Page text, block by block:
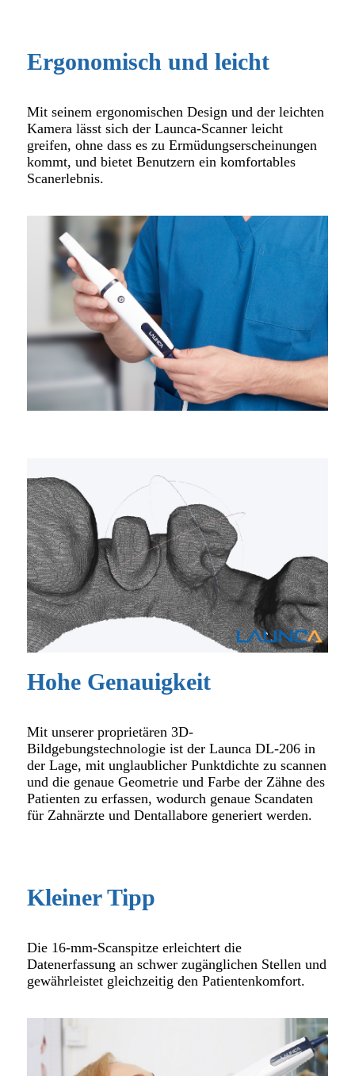
Ergonomisch und leicht
Mit seinem ergonomischen Design und der leichten
Kamera lässt sich der Launca-Scanner leicht
greifen, ohne dass es zu Ermüdungserscheinungen
kommt, und bietet Benutzern ein komfortables
Scanerlebnis.
Hohe Genauigkeit
Mit unserer proprietären 3D-
Bildgebungstechnologie ist der Launca DL-206 in
der Lage, mit unglaublicher Punktdichte zu scannen
und die genaue Geometrie und Farbe der Zähne des
Patienten zu erfassen, wodurch genaue Scandaten
für Zahnärzte und Dentallabore generiert werden.
Kleiner Tipp
Die 16-mm-Scanspitze erleichtert die
Datenerfassung an schwer zugänglichen Stellen und
gewährleistet gleichzeitig den Patientenkomfort.